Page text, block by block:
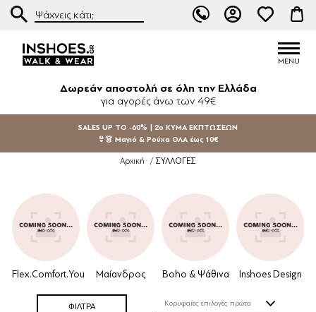
Δωρεάν αποστολή σε όλη την Ελλάδα
για αγορές άνω των 49€
SALES UP TO -60% | 2ο ΚΥΜΑ ΕΚΠΤΩΣΕΩΝ
👙👗 Μαγιό & Ρούχα ΟΛΑ έως 10€
Αρχική / ΣΥΛΛΟΓΕΣ
Flex.Comfort.You Μαίανδρος Boho & Ψάθινα Inshoes Design
ΦΙΛΤΡΑ